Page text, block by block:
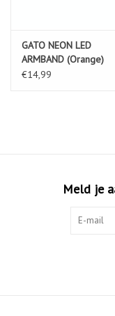
GATO NEON LED
ARMBAND (Orange)
€14,99
Meld je